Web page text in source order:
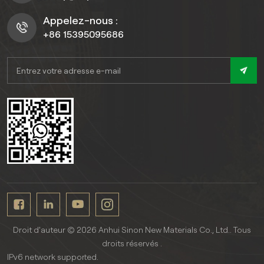
Appelez-nous :
+86 15395095686
Droit d'auteur © 2026 Anhui Sinon New Materials Co., Ltd.. Tous
droits réservés .
IPv6 network supported.